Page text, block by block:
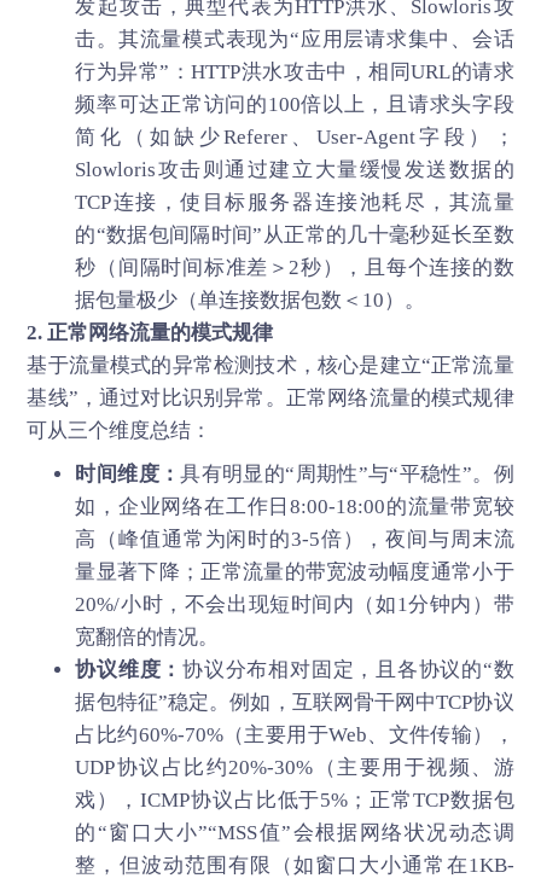
发起攻击，典型代表为HTTP洪水、Slowloris攻
击。其流量模式表现为“应用层请求集中、会话
行为异常”：HTTP洪水攻击中，相同URL的请求
频率可达正常访问的100倍以上，且请求头字段
简化（如缺少Referer、User-Agent字段）；
Slowloris攻击则通过建立大量缓慢发送数据的
TCP连接，使目标服务器连接池耗尽，其流量
的“数据包间隔时间”从正常的几十毫秒延长至数
秒（间隔时间标准差＞2秒），且每个连接的数
据包量极少（单连接数据包数＜10）。
2. 正常网络流量的模式规律
基于流量模式的异常检测技术，核心是建立“正常流量
基线”，通过对比识别异常。正常网络流量的模式规律
可从三个维度总结：
时间维度：具有明显的“周期性”与“平稳性”。例
如，企业网络在工作日8:00-18:00的流量带宽较
高（峰值通常为闲时的3-5倍），夜间与周末流
量显著下降；正常流量的带宽波动幅度通常小于
20%/小时，不会出现短时间内（如1分钟内）带
宽翻倍的情况。
协议维度：协议分布相对固定，且各协议的“数
据包特征”稳定。例如，互联网骨干网中TCP协议
占比约60%-70%（主要用于Web、文件传输），
UDP协议占比约20%-30%（主要用于视频、游
戏），ICMP协议占比低于5%；正常TCP数据包
的“窗口大小”“MSS值”会根据网络状况动态调
整，但波动范围有限（如窗口大小通常在1KB-